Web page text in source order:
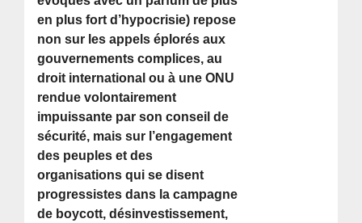
en plus fort d’hypocrisie) repose
non sur les appels éplorés aux
gouvernements complices, au
droit international ou à une ONU
rendue volontairement
impuissante par son conseil de
sécurité, mais sur l’engagement
des peuples et des
organisations qui se disent
progressistes dans la campagne
de boycott, désinvestissement,